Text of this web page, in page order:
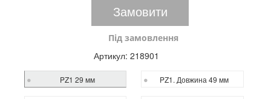
Замовити
Під замовлення
Артикул: 218901
PZ1 29 мм PZ1. Довжина 49 мм